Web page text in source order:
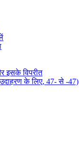
इसके विपरीत
के लिए, 47- से -47)